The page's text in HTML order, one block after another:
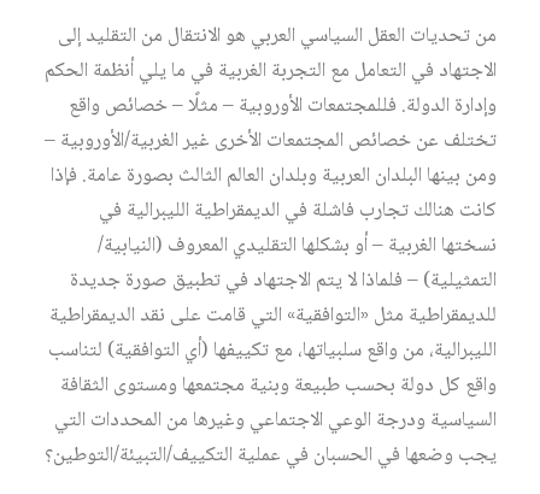
من تحديات العقل السياسي العربي هو الانتقال من التقليد إلى
الاجتهاد في التعامل مع التجربة الغربية في ما يلي أنظمة الحكم
وإدارة الدولة. فللمجتمعات الأوروبية – مثلًا – خصائص واقع
تختلف عن خصائص المجتمعات الأخرى غير الغربية/الأوروبية –
ومن بينها البلدان العربية وبلدان العالم الثالث بصورة عامة. فإذا
كانت هنالك تجارب فاشلة في الديمقراطية الليبرالية في
نسختها الغربية – أو بشكلها التقليدي المعروف (النيابية/
التمثيلية) – فلماذا لا يتم الاجتهاد في تطبيق صورة جديدة
للديمقراطية مثل «التوافقية» التي قامت على نقد الديمقراطية
الليبرالية، من واقع سلبياتها، مع تكييفها (أي التوافقية) لتناسب
واقع كل دولة بحسب طبيعة وبنية مجتمعها ومستوى الثقافة
السياسية ودرجة الوعي الاجتماعي وغيرها من المحددات التي
يجب وضعها في الحسبان في عملية التكييف/التبيئة/التوطين؟